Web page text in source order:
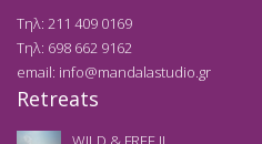
Τηλ: 211 409 0169
Τηλ: 698 662 9162
email: info@mandalastudio.gr
Retreats